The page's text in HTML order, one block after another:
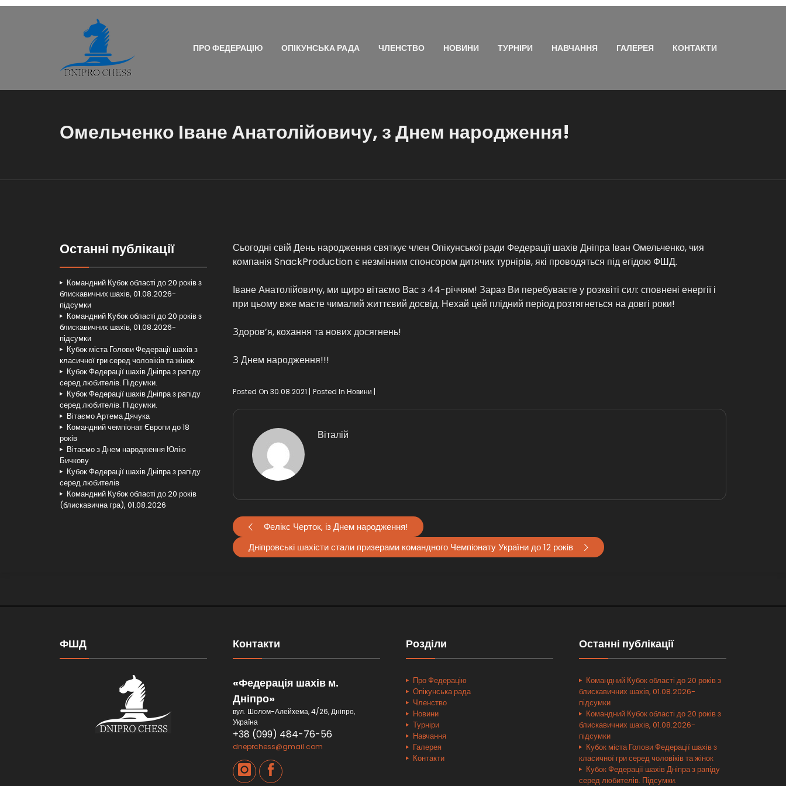
ПРО ФЕДЕРАЦІЮ ОПІКУНСЬКА РАДА ЧЛЕНСТВО НОВИНИ ТУРНІРИ НАВЧАННЯ ГАЛЕРЕЯ КОНТАКТИ
Омельченко Іване Анатолійовичу, з Днем народження!
Сьогодні свій День народження святкує член Опікунської ради Федерації шахів Дніпра Іван Омельченко, чия
компанія SnackProduction є незмінним спонсором дитячих турнірів, які проводяться під егідою ФШД.
Іване Анатолійовичу, ми щиро вітаємо Вас з 44-річчям! Зараз Ви перебуваєте у розквіті сил: сповнені енергії і
при цьому вже маєте чималий життєвий досвід. Нехай цей плідний період розтягнеться на довгі роки!
Здоров’я, кохання та нових досягнень!
З Днем народження!!!
Posted On 30.08.2021 Posted In Новини
Віталій
Фелікс Черток, із Днем народження!
Дніпровські шахісти стали призерами командного Чемпіонату України до 12 років
Останні публікації
Командний Кубок області до 20 років з
блискавичних шахів, 01.08.2026-
підсумки
Командний Кубок області до 20 років з
блискавичних шахів, 01.08.2026-
підсумки
Кубок міста Голови Федерації шахів з
класичної гри серед чоловіків та жінок
Кубок Федерації шахів Дніпра з рапіду
серед любителів. Підсумки.
Кубок Федерації шахів Дніпра з рапіду
серед любителів. Підсумки.
Вітаємо Артема Дячука
Командний чемпіонат Європи до 18
років
Вітаємо з Днем народження Юлію
Бичкову
Кубок Федерації шахів Дніпра з рапіду
серед любителів
Командний Кубок області до 20 років
(блискавична гра), 01.08.2026
ФШД Контакти
«Федерація шахів м.
Дніпро»
вул. Шолом-Алейхема, 4/26, Дніпро,
Україна
+38 (099) 484-76-56
dneprchess@gmail.com
Розділи
Про Федерацію
Опікунська рада
Членство
Новини
Турніри
Навчання
Галерея
Контакти
Останні публікації
Командний Кубок області до 20 років з
блискавичних шахів, 01.08.2026-
підсумки
Командний Кубок області до 20 років з
блискавичних шахів, 01.08.2026-
підсумки
Кубок міста Голови Федерації шахів з
класичної гри серед чоловіків та жінок
Кубок Федерації шахів Дніпра з рапіду
серед любителів. Підсумки.